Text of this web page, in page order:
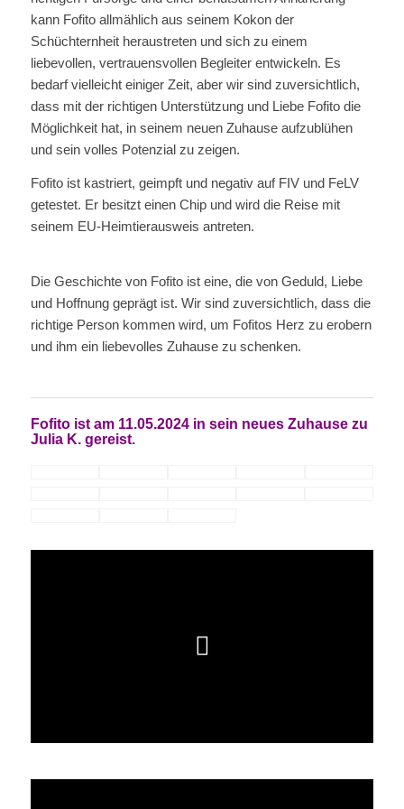
kann Fofito allmählich aus seinem Kokon der
Schüchternheit heraustreten und sich zu einem
liebevollen, vertrauensvollen Begleiter entwickeln. Es
bedarf vielleicht einiger Zeit, aber wir sind zuversichtlich,
dass mit der richtigen Unterstützung und Liebe Fofito die
Möglichkeit hat, in seinem neuen Zuhause aufzublühen
und sein volles Potenzial zu zeigen.
Fofito ist kastriert, geimpft und negativ auf FIV und FeLV
getestet. Er besitzt einen Chip und wird die Reise mit
seinem EU-Heimtierausweis antreten.
Die Geschichte von Fofito ist eine, die von Geduld, Liebe
und Hoffnung geprägt ist. Wir sind zuversichtlich, dass die
richtige Person kommen wird, um Fofitos Herz zu erobern
und ihm ein liebevolles Zuhause zu schenken.
Fofito ist am 11.05.2024 in sein neues Zuhause zu
Julia K. gereist.